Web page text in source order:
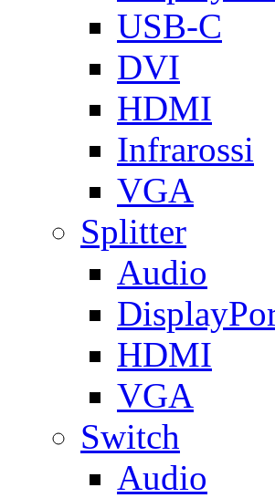
USB-C
DVI
HDMI
Infrarossi
VGA
Splitter
Audio
HDMI
VGA
Switch
Audio